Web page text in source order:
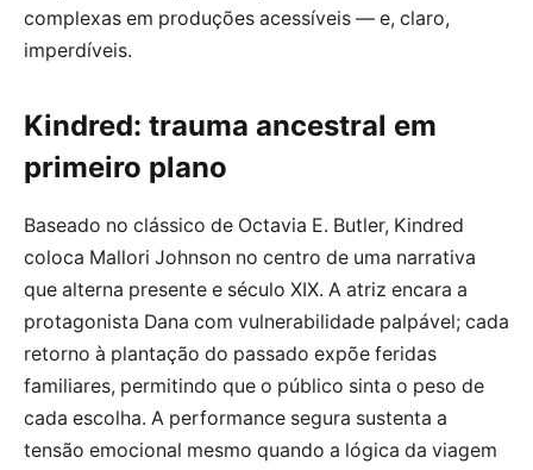
complexas em produções acessíveis — e, claro,
imperdíveis.
Kindred: trauma ancestral em
primeiro plano
Baseado no clássico de Octavia E. Butler, Kindred
coloca Mallori Johnson no centro de uma narrativa
que alterna presente e século XIX. A atriz encara a
protagonista Dana com vulnerabilidade palpável; cada
retorno à plantação do passado expõe feridas
familiares, permitindo que o público sinta o peso de
cada escolha. A performance segura sustenta a
tensão emocional mesmo quando a lógica da viagem